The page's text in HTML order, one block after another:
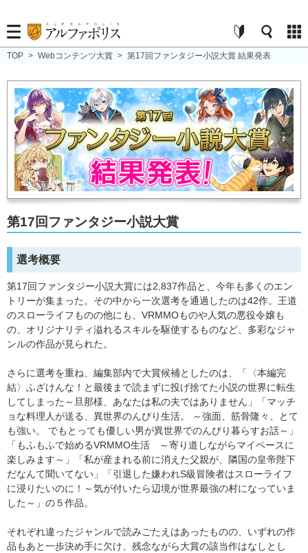
TOP > Webコンテンツ大賞 > 第17回ファンタジー小説大賞 結果発表
第17回ファンタジー小説大賞
選考概要
第17回ファンタジー小説大賞には2,837作品と、今年も多くのエン
トリーが集まった。その中から一次選考を通過したのは42作。王道
のスローライフものの他にも、VRMMOものや人気の悪役令嬢も
の、オリジナリティ溢れるスキルを駆使するものなど、多彩なジャ
ンルの作品が見られた。
さらに選考を重ね、編集部内で大賞候補としたのは、「〈本編完
結〉ふざけんな！と最後まで読まずに投げ捨てた小説の世界に転生
してしまった～旦那様、あなたは私の夫ではありません」「マッチ
ョな料理人が送る、異世界のんびり生活。 ～強面、筋骨隆々、とて
も強い。 でもとっても優しい男が異世界でのんびり暮らすお話～」
「もふもふで始めるVRMMO生活 ～寄り道しながらマイペースに
楽しみます～」「私が産まれる前に消えた父親が、隣国の皇帝陛下
だなんて聞いてない」「引退した嫌われS級冒険者はスローライフ
に浸りたいのに！～気が付いたら辺境が世界最強の村になっていま
した～」の５作品。
それぞれ違ったジャンルで読みごたえはあったものの、いずれの作
品もあと一歩決め手に欠け、残念ながら大賞の該当作はなしとし